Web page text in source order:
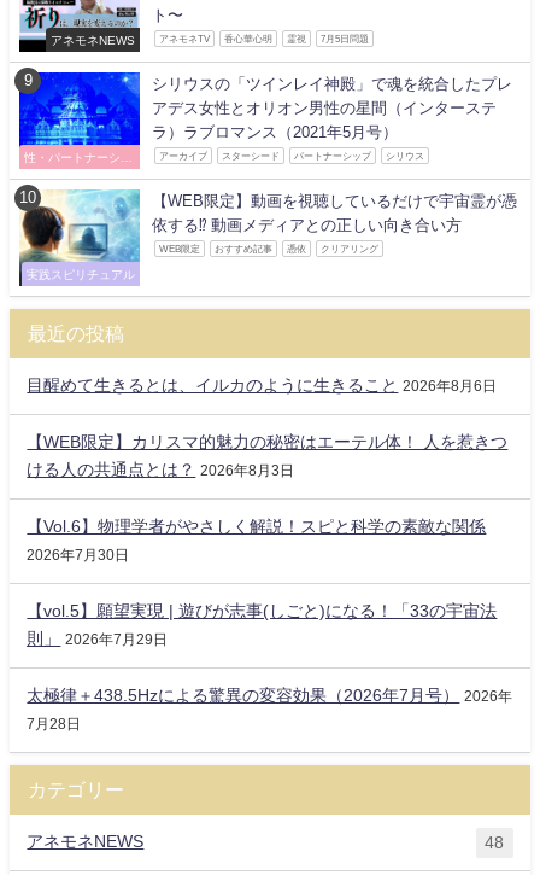
アネモネNEWS
ト〜
アネモネTV 香心華心明 霊視 7月5日問題
性・パートナーシッ
シリウスの「ツインレイ神殿」で魂を統合したプレ
アデス女性とオリオン男性の星間（インターステ
ラ）ラブロマンス（2021年5月号）
アーカイブ スターシード パートナーシップ シリウス
実践スピリチュアル
【WEB限定】動画を視聴しているだけで宇宙霊が憑
依する⁉ 動画メディアとの正しい向き合い方
WEB限定 おすすめ記事 憑依 クリアリング
最近の投稿
目醒めて生きるとは、イルカのように生きること 2026年8月6日
【WEB限定】カリスマ的魅力の秘密はエーテル体！ 人を惹きつ
ける人の共通点とは？
2026年8月3日
【Vol.6】物理学者がやさしく解説！スピと科学の素敵な関係
2026年7月30日
【vol.5】願望実現 | 遊びが志事(しごと)になる！「33の宇宙法
則」
2026年7月29日
太極律＋438.5Hzによる驚異の変容効果（2026年7月号）
2026年
7月28日
カテゴリー
アネモネNEWS 48